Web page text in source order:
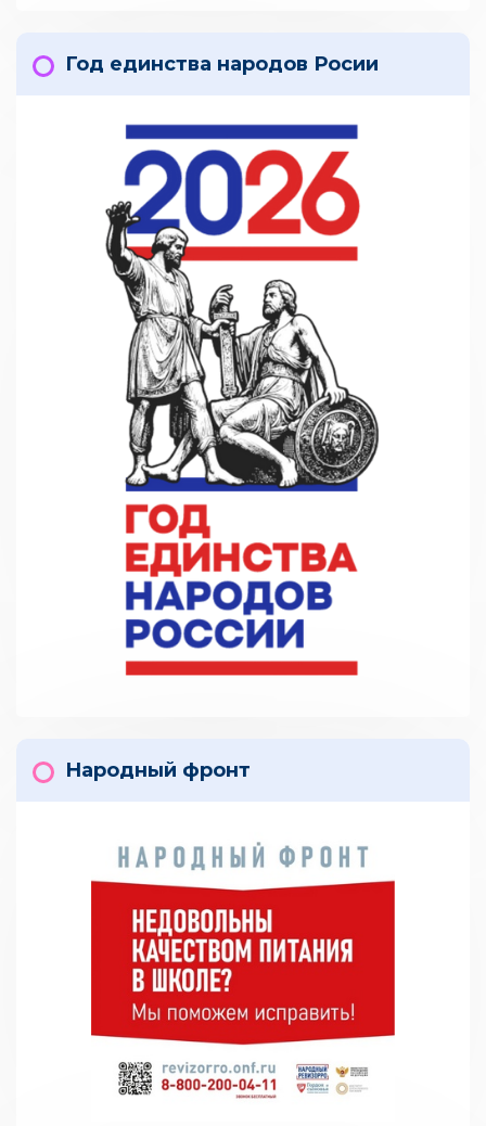
Год единства народов Росии
Народный фронт